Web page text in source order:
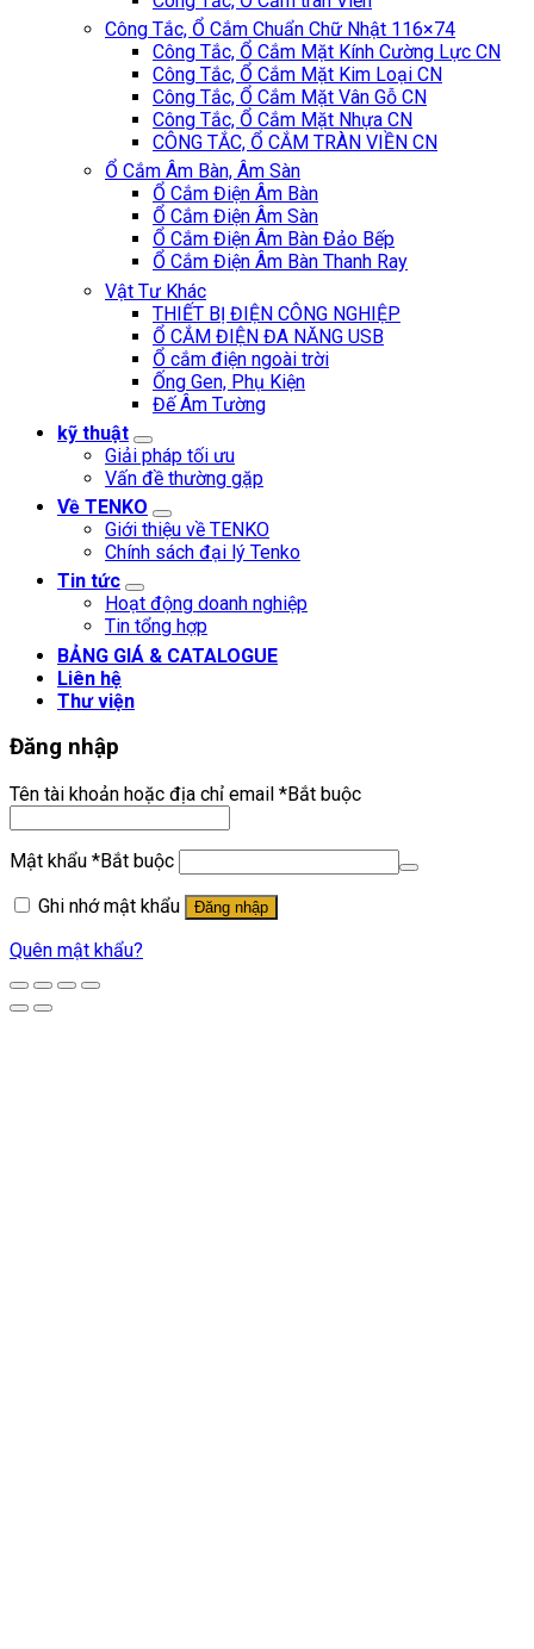
Công Tắc, Ổ Cắm Chuẩn Chữ Nhật 116×74
Công Tắc, Ổ Cắm Mặt Kính Cường Lực CN
Công Tắc, Ổ Cắm Mặt Kim Loại CN
Công Tắc, Ổ Cắm Mặt Vân Gỗ CN
Công Tắc, Ổ Cắm Mặt Nhựa CN
CÔNG TẮC, Ổ CẮM TRÀN VIỀN CN
Ổ Cắm Âm Bàn, Âm Sàn
Ổ Cắm Điện Âm Bàn
Ổ Cắm Điện Âm Sàn
Ổ Cắm Điện Âm Bàn Đảo Bếp
Ổ Cắm Điện Âm Bàn Thanh Ray
Vật Tư Khác
THIẾT BỊ ĐIỆN CÔNG NGHIỆP
Ổ CẮM ĐIỆN ĐA NĂNG USB
Ổ cắm điện ngoài trời
Ống Gen, Phụ Kiện
Đế Âm Tường
kỹ thuật
Giải pháp tối ưu
Vấn đề thường gặp
Về TENKO
Giới thiệu về TENKO
Chính sách đại lý Tenko
Tin tức
Hoạt động doanh nghiệp
Tin tổng hợp
BẢNG GIÁ & CATALOGUE
Liên hệ
Thư viện
Đăng nhập
Tên tài khoản hoặc địa chỉ email *Bắt buộc
Mật khẩu *Bắt buộc
Ghi nhớ mật khẩu
Đăng nhập
Quên mật khẩu?